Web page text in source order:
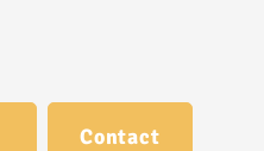
Contact